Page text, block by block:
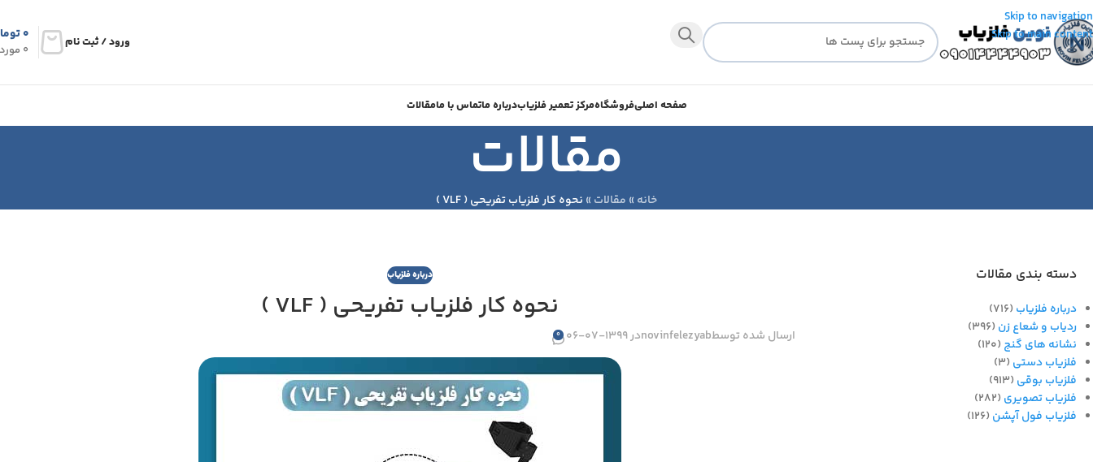
Skip to navigation
Skip to main content
ورود / ثبت نام
0 مورد
۰
صفحه اصلیفروشگاهمرکز تعمیر فلزیابدرباره ماتماس با مامقالات
مقالات خانه » مقالات » نحوه کار فلزیاب تفریحی ( VLF )
دسته بندی مقالات
درباره فلزیاب (716)
ردیاب و شعاع زن (396)
نشانه های گنج (120)
فلزیاب دستی (3)
فلزیاب بوقی (913)
فلزیاب تصویری (282)
فلزیاب فول آپشن (126)
درباره فلزیاب
نحوه کار فلزیاب تفریحی ( VLF )
ارسال شده توسطnovinfelezyabدر 1399-07-06 0